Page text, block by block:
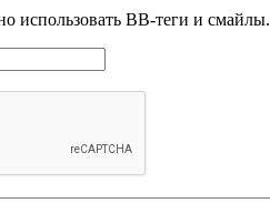
использовать BB-теги и смайлы.